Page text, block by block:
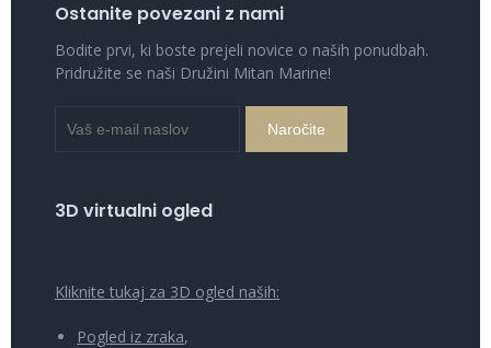
Ostanite povezani z nami
Bodite prvi, ki boste prejeli novice o naših ponudbah.
Pridružite se naši Družini Mitan Marine!
3D virtualni ogled
Kliknite tukaj za 3D ogled naših:
Pogled iz zraka,